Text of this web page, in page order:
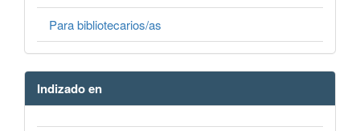
Para bibliotecarios/as
Indizado en